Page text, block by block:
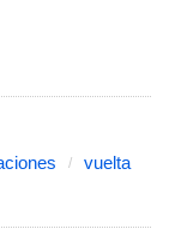
vuelta